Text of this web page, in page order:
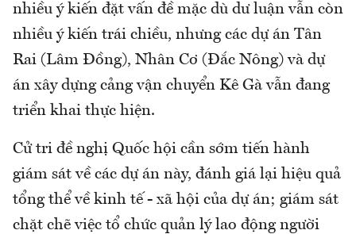
nhiều ý kiến đặt vấn đề mặc dù dư luận vẫn còn
nhiều ý kiến trái chiều, nhưng các dự án Tân
Rai (Lâm Đồng), Nhân Cơ (Đắc Nông) và dự
án xây dựng cảng vận chuyển Kê Gà vẫn đang
triển khai thực hiện.
Cử tri đề nghị Quốc hội cần sớm tiến hành
giám sát về các dự án này, đánh giá lại hiệu quả
tổng thể về kinh tế - xã hội của dự án; giám sát
chặt chẽ việc tổ chức quản lý lao động người